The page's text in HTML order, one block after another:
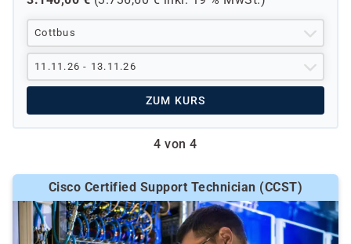
Cottbus
11.11.26 - 13.11.26
ZUM KURS
4 von 4
Cisco Certified Support Technician (CCST)